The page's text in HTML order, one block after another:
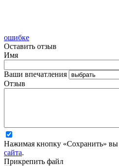
ошибке
Оставить отзыв
Имя
Ваши впечатления
Отзыв
Нажимая кнопку «Сохранить» вы
сайта.
Прикрепить файл